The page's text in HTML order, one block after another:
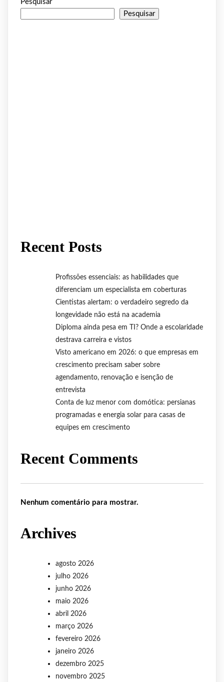
Pesquisar
Pesquisar
Recent Posts
Profissões essenciais: as habilidades que
diferenciam um especialista em coberturas
Cientistas alertam: o verdadeiro segredo da
longevidade não está na academia
Diploma ainda pesa em TI? Onde a escolaridade
destrava carreira e vistos
Visto americano em 2026: o que empresas em
crescimento precisam saber sobre
agendamento, renovação e isenção de
entrevista
Conta de luz menor com domótica: persianas
programadas e energia solar para casas de
equipes em crescimento
Recent Comments
Nenhum comentário para mostrar.
Archives
agosto 2026
julho 2026
junho 2026
maio 2026
abril 2026
março 2026
fevereiro 2026
janeiro 2026
dezembro 2025
novembro 2025